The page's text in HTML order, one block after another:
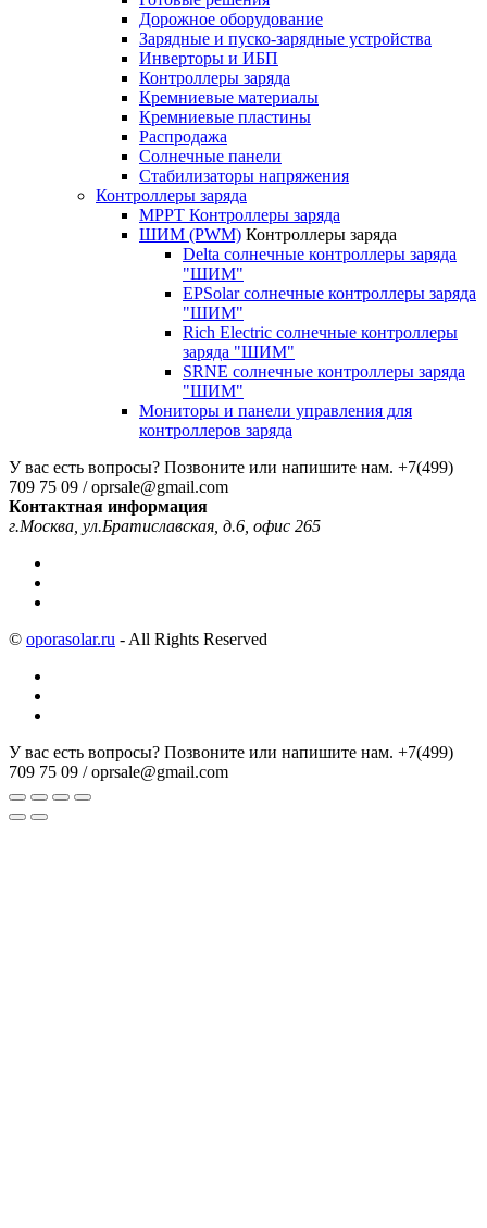
Дорожное оборудование
Зарядные и пуско-зарядные устройства
Инверторы и ИБП
Контроллеры заряда
Кремниевые материалы
Кремниевые пластины
Распродажа
Солнечные панели
Стабилизаторы напряжения
Контроллеры заряда
MPPT Контроллеры заряда
ШИМ (PWM) Контроллеры заряда
Delta солнечные контроллеры заряда
"ШИМ"
EPSolar солнечные контроллеры заряда
"ШИМ"
Rich Electric солнечные контроллеры
заряда "ШИМ"
SRNE солнечные контроллеры заряда
"ШИМ"
Мониторы и панели управления для
контроллеров заряда
У вас есть вопросы? Позвоните или напишите нам. +7(499)
709 75 09 / oprsale@gmail.com
Контактная информация
г.Москва, ул.Братиславская, д.6, офис 265
© oporasolar.ru - All Rights Reserved
У вас есть вопросы? Позвоните или напишите нам. +7(499)
709 75 09 / oprsale@gmail.com